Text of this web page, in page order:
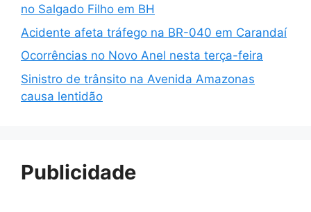
no Salgado Filho em BH
Acidente afeta tráfego na BR-040 em Carandaí
Ocorrências no Novo Anel nesta terça-feira
Sinistro de trânsito na Avenida Amazonas
causa lentidão
Publicidade